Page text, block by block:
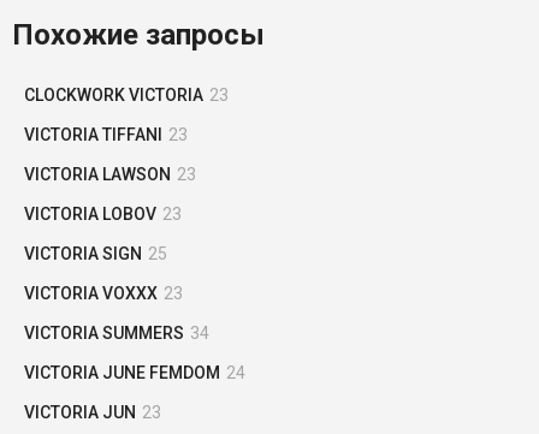
Похожие запросы
CLOCKWORK VICTORIA 23
VICTORIA TIFFANI 23
VICTORIA LAWSON 23
VICTORIA LOBOV 23
VICTORIA SIGN 25
VICTORIA VOXXX 23
VICTORIA SUMMERS 34
VICTORIA JUNE FEMDOM 24
VICTORIA JUN 23